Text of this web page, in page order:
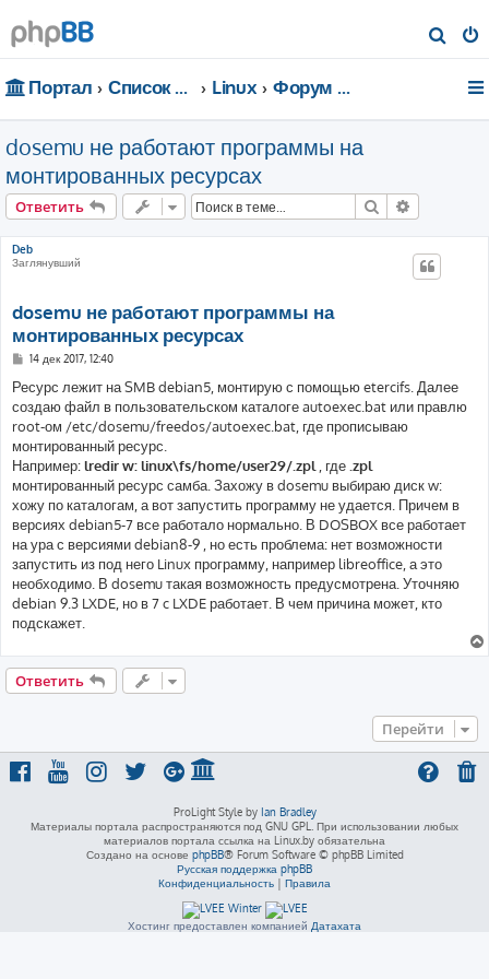
о
Портал Список форумов Linux Форум для чайников
dosemu не работают программы на
монтированных ресурсах
Ответить Поиск
Deb
Заглянувший
dosemu не работают программы на
монтированных ресурсах
С
о
б
щ
е
н
и
е
14 дек 2017, 12:40
Ресурс лежит на SMB debian5, монтирую с помощью etercifs. Далее
создаю файл в пользовательском каталоге autoexec.bat или правлю
root-ом /etc/dosemu/freedos/autoexec.bat, где прописываю
монтированный ресурс.
Например:lredir w: linux\fs/home/user29/.zpl , где .zpl
монтированный ресурс самба. Захожу в dosemu выбираю диск w:
хожу по каталогам, а вот запустить программу не удается. Причем в
версиях debian5-7 все работало нормально. В DOSBOX все работает
на ура с версиями debian8-9 , но есть проблема: нет возможности
запустить из под него Linux программу, например libreoffice, а это
необходимо. В dosemu такая возможность предусмотрена. Уточняю
debian 9.3 LXDE, но в 7 c LXDE работает. В чем причина может, кто
подскажет.
Ответить
Перейти
ProLight Style by Ian Bradley
Материалы портала распространяются под GNU GPL. При использовании любых
материалов портала ссылка на Linux.by обязательна
Создано на основе phpBB® Forum Software © phpBB Limited
Русская поддержка phpBB
Конфиденциальность | Правила
Хостинг предоставлен компанией Датахата